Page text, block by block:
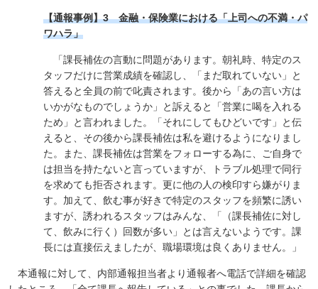
【通報事例】3 金融・保険業における「上司への不満・パ
ワハラ」
「課長補佐の言動に問題があります。朝礼時、特定のス
タッフだけに営業成績を確認し、「まだ取れていない」と
答えると全員の前で叱責されます。後から「あの言い方は
いかがなものでしょうか」と訴えると「営業に喝を入れる
ため」と言われました。「それにしてもひどいです」と伝
えると、その後から課長補佐は私を避けるようになりまし
た。また、課長補佐は営業をフォローする為に、ご自身で
は担当を持たないと言っていますが、トラブル処理で同行
を求めても拒否されます。更に他の人の検印すら嫌がりま
す。加えて、飲む事が好きで特定のスタッフを頻繁に誘い
ますが、誘われるスタッフはみんな、「（課長補佐に対し
て、飲みに行く）回数が多い」とは言えないようです。課
長には直接伝えましたが、職場環境は良くありません。」
本通報に対して、内部通報担当者より通報者へ電話で詳細を確認